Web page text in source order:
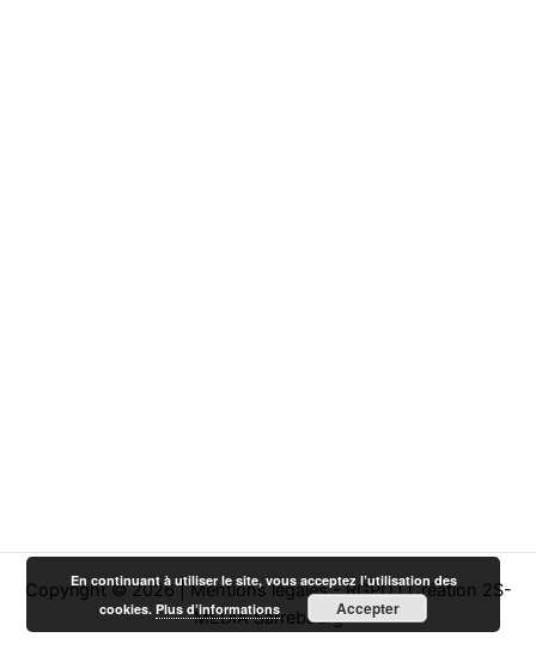
Copyright © 2026 |Mentions légales - RGPD|Création 2S-
MEDIA Sarrebourg
En continuant à utiliser le site, vous acceptez l’utilisation des
cookies.Plus d’informations Accepter